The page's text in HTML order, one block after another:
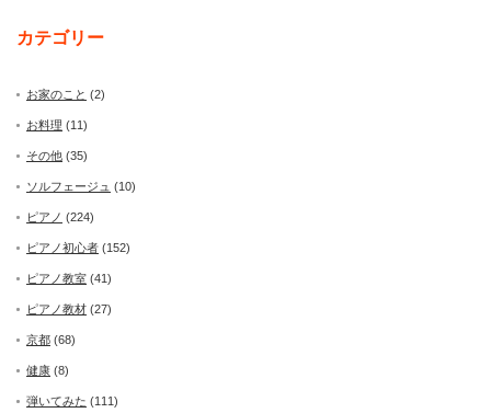
カテゴリー
お家のこと (2)
お料理 (11)
その他 (35)
ソルフェージュ (10)
ピアノ (224)
ピアノ初心者 (152)
ピアノ教室 (41)
ピアノ教材 (27)
京都 (68)
健康 (8)
弾いてみた (111)